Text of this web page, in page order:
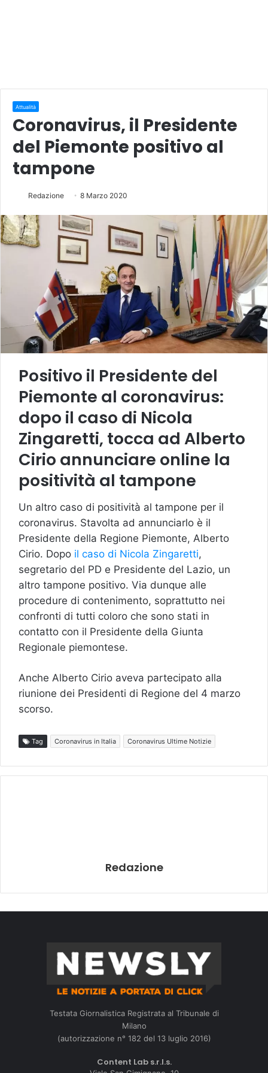
Attualità
Coronavirus, il Presidente
del Piemonte positivo al
tampone
Redazione 8 Marzo 2020
Positivo il Presidente del
Piemonte al coronavirus:
dopo il caso di Nicola
Zingaretti, tocca ad Alberto
Cirio annunciare online la
positività al tampone
Un altro caso di positività al tampone per il
coronavirus. Stavolta ad annunciarlo è il
Presidente della Regione Piemonte, Alberto
Cirio. Dopo il caso di Nicola Zingaretti,
segretario del PD e Presidente del Lazio, un
altro tampone positivo. Via dunque alle
procedure di contenimento, soprattutto nei
confronti di tutti coloro che sono stati in
contatto con il Presidente della Giunta
Regionale piemontese.
Anche Alberto Cirio aveva partecipato alla
riunione dei Presidenti di Regione del 4 marzo
scorso.
Tag Coronavirus in Italia Coronavirus Ultime Notizie
Redazione
Testata Giornalistica Registrata al Tribunale di
Milano
(autorizzazione n° 182 del 13 luglio 2016)
Content Lab s.r.l.s.